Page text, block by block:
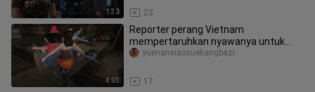
1:32 23
4:01
Reporter perang Vietnam
mempertaruhkan nyawanya untuk
mengabadikan pesta terakhir sebelum
17
yuenanxiaoxuekangbazi